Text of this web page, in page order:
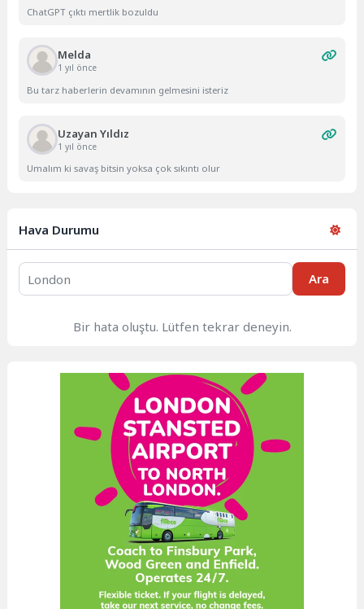
ChatGPT çıktı mertlik bozuldu
Melda
1 yıl önce
Bu tarz haberlerin devamının gelmesini isteriz
Uzayan Yıldız
1 yıl önce
Umalım ki savaş bitsin yoksa çok sıkıntı olur
Hava Durumu
Ara
Bir hata oluştu. Lütfen tekrar deneyin.